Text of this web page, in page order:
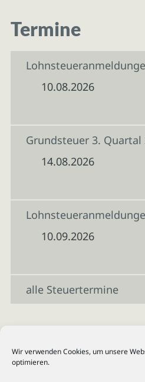
Wir verwenden Cookies, um unsere
optimieren.
Termine
10.08.2026
Grundsteuer 3. Quartal
14.08.2026
10.09.2026
alle Steuertermine